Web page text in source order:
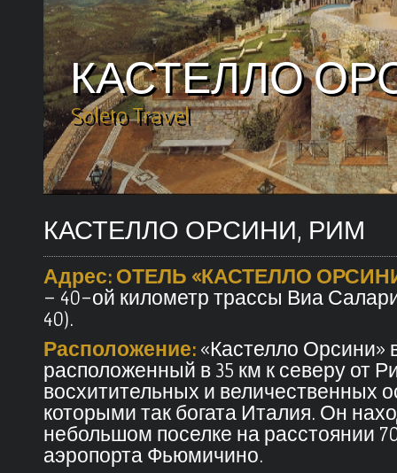
КАСТЕЛЛО
Soleto Travel
КАСТЕЛЛО ОРСИНИ, РИМ
Адрес: ОТЕЛЬ «КАСТЕЛЛО
– 40-ой километр трассы Виа
40).
Расположение: «Кастелло Орсини»
расположенный в 35 км к северу от
восхитительных и величественных
которыми так богата Италия. Он
небольшом поселке на расстоянии
аэропорта Фьюмичино.